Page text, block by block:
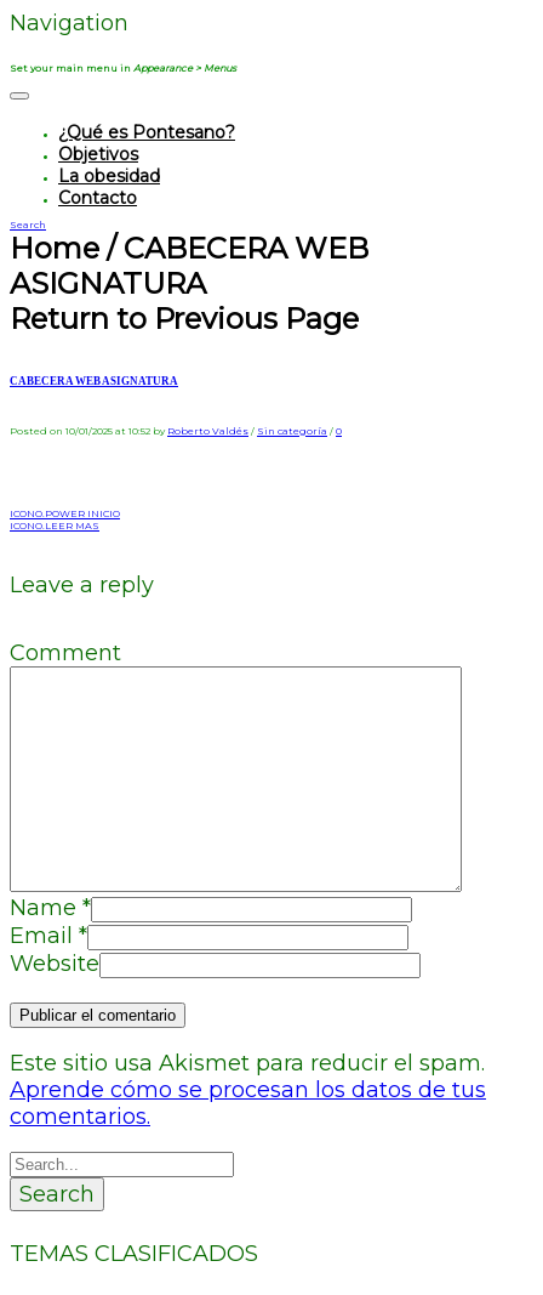
Navigation
Set your main menu in Appearance > Menus
¿Qué es Pontesano?
Objetivos
La obesidad
Contacto
Search
Home / CABECERA WEB
ASIGNATURA
Return to Previous Page
CABECERA WEB ASIGNATURA
Posted on 10/01/2025 at 10:52 by Roberto Valdés / Sin categoría / 0
ICONO.POWER INICIO
ICONO.LEER MAS
Leave a reply
Comment
Name *
Email *
Website
Este sitio usa Akismet para reducir el spam.
Aprende cómo se procesan los datos de tus
comentarios.
Search
TEMAS CLASIFICADOS